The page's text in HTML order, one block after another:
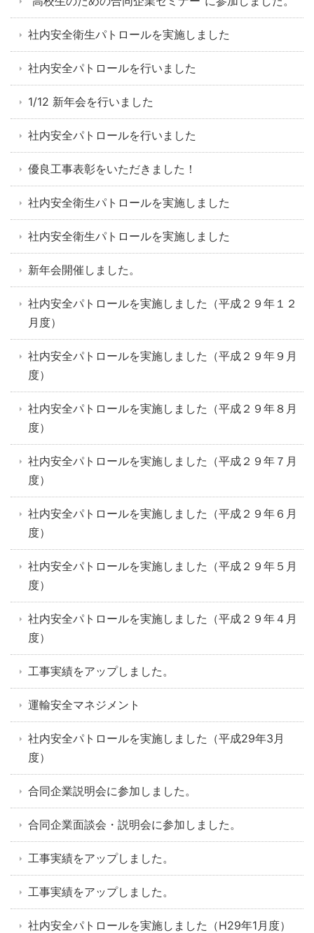
社内安全衛生パトロールを実施しました
社内安全パトロールを行いました
1/12 新年会を行いました
社内安全パトロールを行いました
優良工事表彰をいただきました！
社内安全衛生パトロールを実施しました
社内安全衛生パトロールを実施しました
新年会開催しました。
社内安全パトロールを実施しました（平成２９年１２
月度）
社内安全パトロールを実施しました（平成２９年９月
度）
社内安全パトロールを実施しました（平成２９年８月
度）
社内安全パトロールを実施しました（平成２９年７月
度）
社内安全パトロールを実施しました（平成２９年６月
度）
社内安全パトロールを実施しました（平成２９年５月
度）
社内安全パトロールを実施しました（平成２９年４月
度）
工事実績をアップしました。
運輸安全マネジメント
社内安全パトロールを実施しました（平成29年3月
度）
合同企業説明会に参加しました。
合同企業面談会・説明会に参加しました。
工事実績をアップしました。
工事実績をアップしました。
社内安全パトロールを実施しました（H29年1月度）